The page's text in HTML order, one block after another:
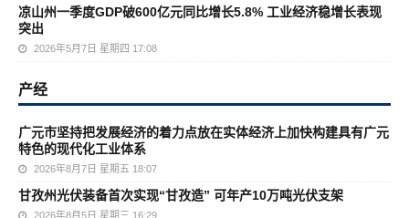
凉山州一季度GDP破600亿元同比增长5.8% 工业经济稳增长表现
突出
2026年5月7日 星期四 17:08
产经
广元市坚持把发展经济的着力点放在实体经济上加快构建具有广元
特色的现代化工业体系
2026年8月7日 星期五 18:07
甘孜州光伏装备首次实现“甘孜造” 可年产10万吨光伏支架
2026年8月5日 星期三 16:29